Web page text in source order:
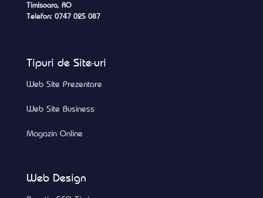
Timisoara, RO
Telefon: 0747 025 087
Tipuri de Site-uri
Web Site Prezentare
Web Site Business
Magazin Online
Web Design